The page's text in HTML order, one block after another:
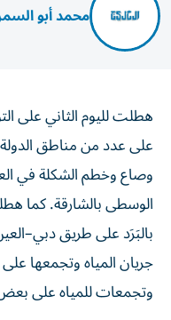
محمد أبو
هطلت لليوم الثاني على
على عدد من مناطق
وصاع وخطم الشكلة في
الوسطى بالشارقة. كما
بالبَرَد على طريق
جريان المياه وتجمعها
وتجمعات للمياه على